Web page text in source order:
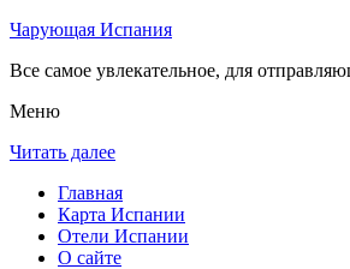
Чарующая Испания
Все самое увлекательное, для
Меню
Читать далее
Главная
Карта Испании
Отели Испании
О сайте